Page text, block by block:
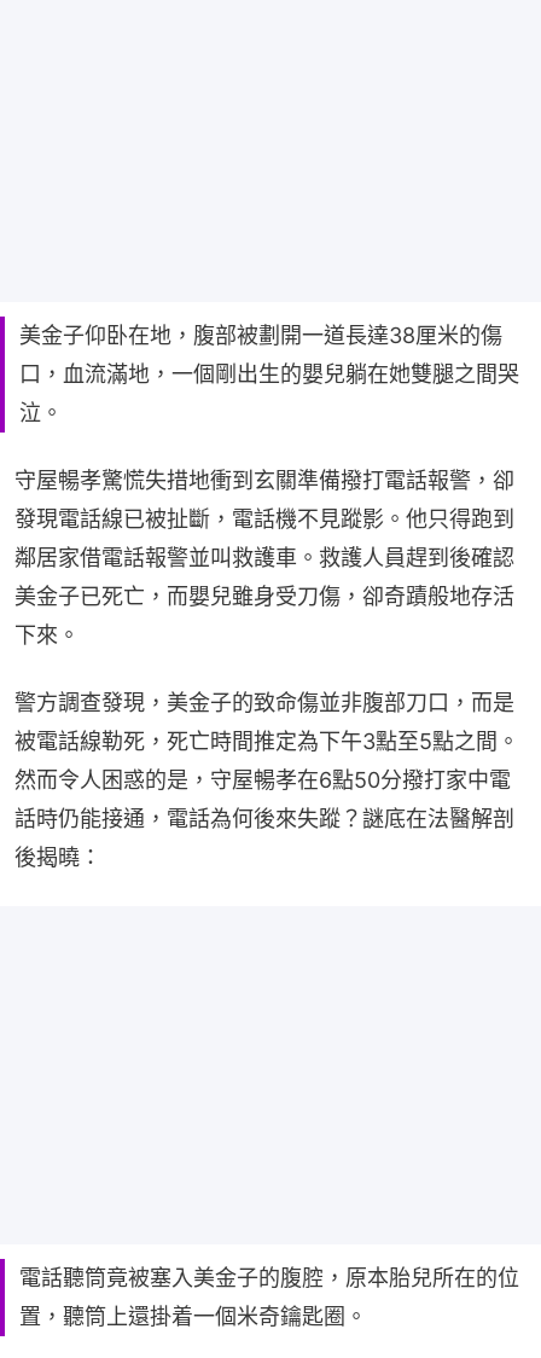
美金子仰卧在地，腹部被劃開一道長達38厘米的傷
口，血流滿地，一個剛出生的嬰兒躺在她雙腿之間哭
泣。
守屋暢孝驚慌失措地衝到玄關準備撥打電話報警，卻
發現電話線已被扯斷，電話機不見蹤影。他只得跑到
鄰居家借電話報警並叫救護車。救護人員趕到後確認
美金子已死亡，而嬰兒雖身受刀傷，卻奇蹟般地存活
下來。
警方調查發現，美金子的致命傷並非腹部刀口，而是
被電話線勒死，死亡時間推定為下午3點至5點之間。
然而令人困惑的是，守屋暢孝在6點50分撥打家中電
話時仍能接通，電話為何後來失蹤？謎底在法醫解剖
後揭曉：
電話聽筒竟被塞入美金子的腹腔，原本胎兒所在的位
置，聽筒上還掛着一個米奇鑰匙圈。